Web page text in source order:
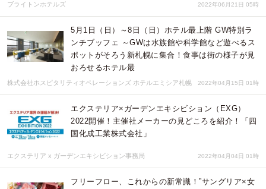
ブライトンホテルズ 2022年06月21日 05時
5月1日（日）～8日（日）ホテル最上階 GW特別ラ
ンチブッフェ ～GWは水族館や科学館など遊べるス
ポットがそろう新札幌に集合！食事は街の様子が見
おろせるホテル最
株式会社ホスピタリティオペレーションズ ホテルエミシア札幌 2022年04月15日 01時
エクステリア×ガーデンエキシビション（EXG）
2022開催！主催社メーカーの見どころを紹介！「四
国化成工業株式会社」
エクステリア x ガーデンエキシビション事務局 2022年04月04日 01時
フリーフロー、これからの新常識！”サングリア×女